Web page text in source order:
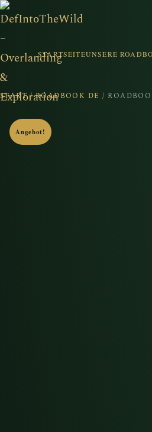
STARTSEITEUNSERE
START/ROADBOOK DE /
Angebot!